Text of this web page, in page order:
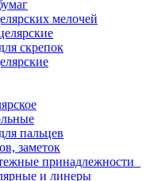
мелочей
скрепок
пальцев
заметок
принадлежности
и линеры